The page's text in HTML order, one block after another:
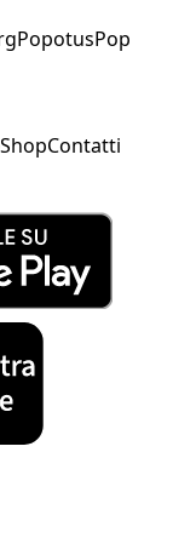
PopotusPop
ShopContatti